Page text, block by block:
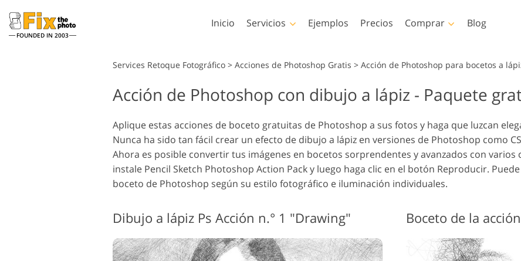
FOUNDED IN 2003
Inicio Servicios
fotográfico de bebés
fotos
Ejemplos Precios Comprar
Lightroom
Preestablecidos de
Colecciones completas
de preajustes LR
Ajustes preestablecidos
de mejor oferta
Colección móvil
Photoshop
Acciones de Photoshop
Superposiciones de
Photoshop
Texturas de Photoshop
Acciones Ps Colecciones
completas
colecciones enteras
Templates
Plantillas
Tarjetas de San Valentín
Invitaciones de boda
Invitación de cumpleaños
infantil
LUT
Blog
Services Retoque Fotográfico > Acciones de Photoshop Gratis > Acción de Photoshop para bocetos a
Acción de Photoshop con dibujo a lápiz - Paquete
Aplique estas acciones de boceto gratuitas de Photoshop a sus fotos y haga que luzcan
Nunca ha sido tan fácil crear un efecto de dibujo a lápiz en versiones de Photoshop como
Ahora es posible convertir tus imágenes en bocetos sorprendentes y avanzados con varios
instale Pencil Sketch Photoshop Action Pack y luego haga clic en el botón Reproducir.
boceto de Photoshop según su estilo fotográfico e iluminación individuales.
Dibujo a lápiz Ps Acción n.° 1 "Drawing"